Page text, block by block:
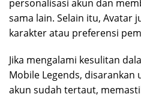
personalisasi akun dan
sama lain. Selain itu, Avatar
karakter atau preferensi
Jika mengalami kesulitan
Mobile Legends, disarankan
akun sudah tertaut,